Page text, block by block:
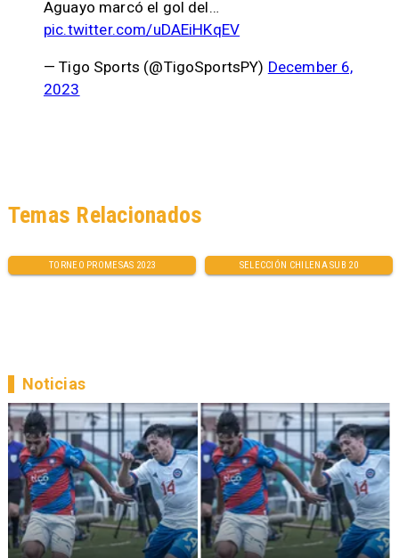
Aguayo marcó el gol del…
pic.twitter.com/uDAEiHKqEV
— Tigo Sports (@TigoSportsPY) December 6,
2023
TORNEO PROMESAS 2023 SELECCIÓN CHILENA SUB 20
Temas Relacionados
Noticias